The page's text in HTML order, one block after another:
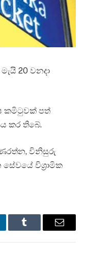
20 වනදා
කමිටුවක් පත්
කර තිබේ.
විනිසුරු
සේවයේ විශ්‍රාමික
Tumblr Email